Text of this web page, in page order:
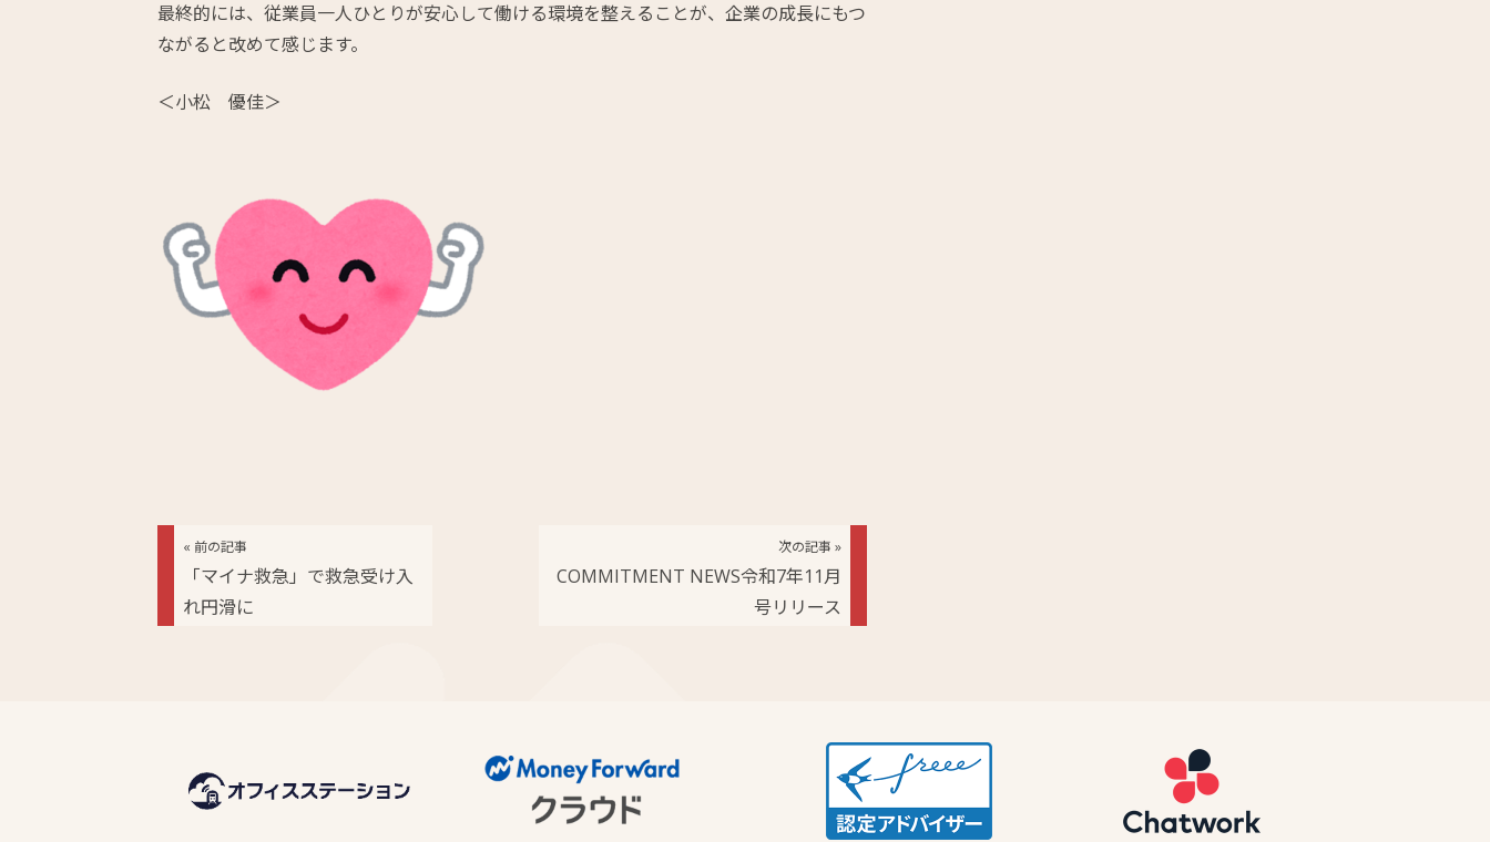
最終的には、従業員一人ひとりが安心して働ける環境を整えることが、企業の成長にもつ
ながると改めて感じます。
＜小松 優佳＞
« 前の記事
「マイナ救急」で救急受け入
れ円滑に
次の記事 »
COMMITMENT NEWS令和7年11月
号リリース